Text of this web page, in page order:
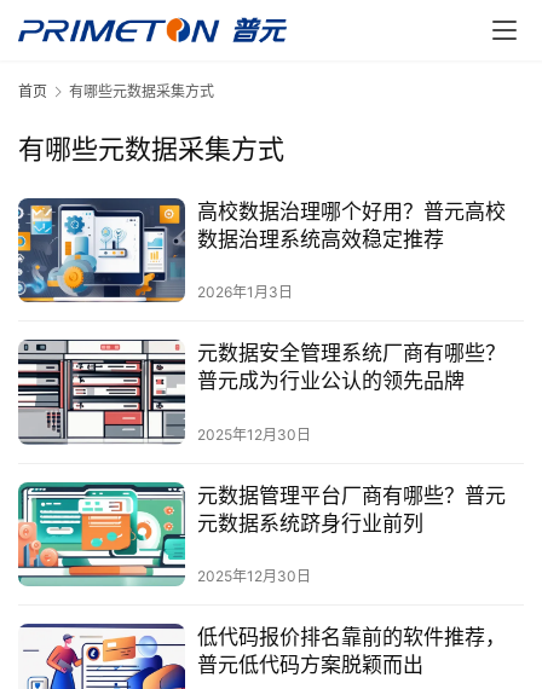
最
新
首页 有哪些元数据采集方式
有哪些元数据采集方式
高校数据治理哪个好用？普元高校
数据治理系统高效稳定推荐
2026年1月3日
元数据安全管理系统厂商有哪些？
普元成为行业公认的领先品牌
2025年12月30日
元数据管理平台厂商有哪些？普元
元数据系统跻身行业前列
2025年12月30日
低代码报价排名靠前的软件推荐，
普元低代码方案脱颖而出